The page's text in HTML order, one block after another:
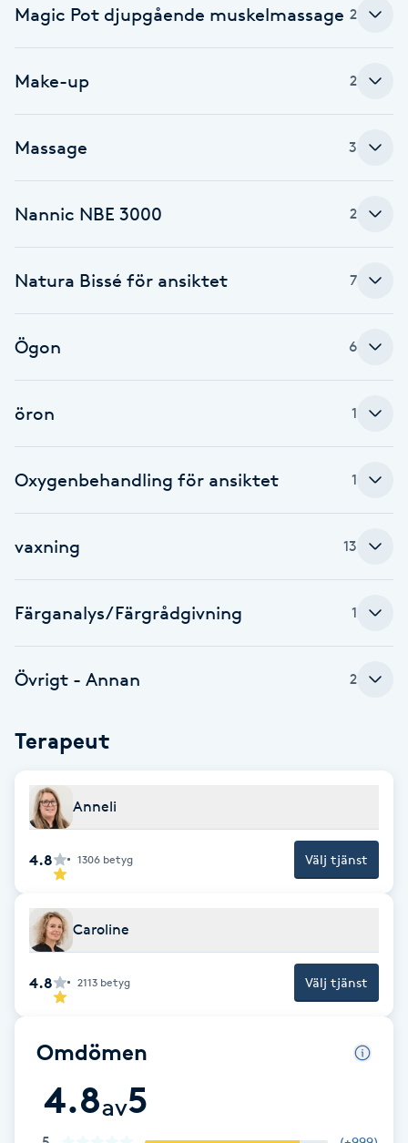
Dermapen
Diamantslipning
Extensions
Extensions borttagning
F
Faceliftmassage
Fettreducering
Fillers
Fotsvamp
Fotvård
Fransar
Fransborttagning
Fransfärgning
Fransförlängning
Fransförlängning Megavolym
Fransförlängning Volym
Magic Pot djupgående muskelmassage 2
Make-up 2
Massage 3
Nannic NBE 3000 2
Natura Bissé för ansiktet 7
Ögon 6
öron 1
Oxygenbehandling för ansiktet 1
vaxning 13
Färganalys/Färgrådgivning 1
Övrigt - Annan 2
Terapeut
Anneli
4.8 1306 betyg Välj tjänst
Caroline
4.8 2113 betyg Välj tjänst
Omdömen
4.8av5